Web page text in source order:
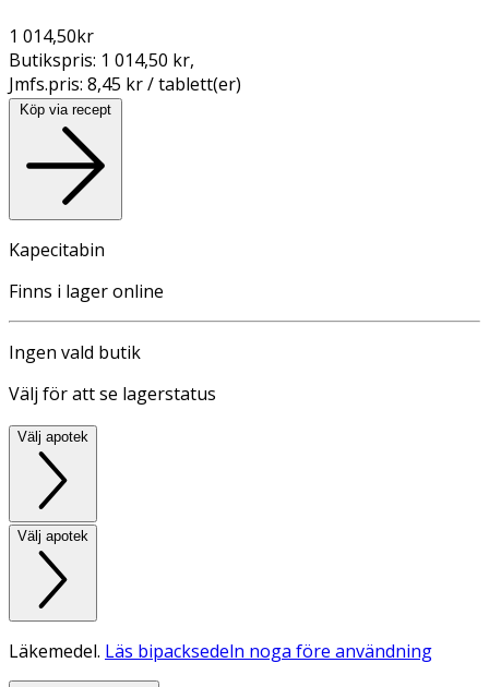
1 014,50kr
Butikspris: 1 014,50 kr,
Jmfs.pris: 8,45 kr / tablett(er)
Köp via recept
Kapecitabin
Finns i lager online
Ingen vald butik
Välj för att se lagerstatus
Välj apotek
Välj apotek
Läkemedel. Läs bipacksedeln noga före användning